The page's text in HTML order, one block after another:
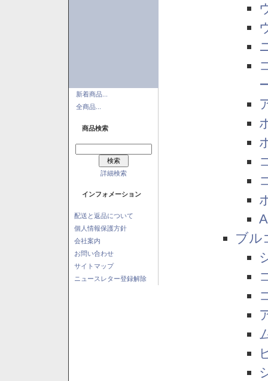
新着商品...
全商品...
商品検索
詳細検索
インフォメーション
配送と返品について
個人情報保護方針
会社案内
お問い合わせ
サイトマップ
ニュースレター登録解除
ブル